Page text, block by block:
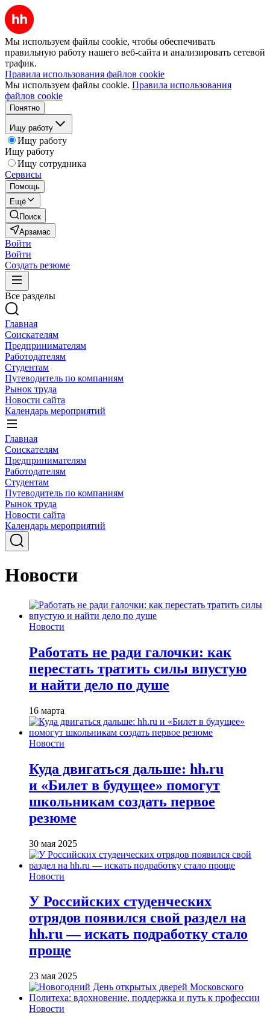
Мы используем файлы cookie, чтобы обеспечивать
правильную работу нашего веб-сайта и анализировать сетевой
трафик.
Правила использования файлов cookie
Мы используем файлы cookie. Правила использования
файлов cookie
Понятно
Ищу работу
Ищу работу
Ищу работу
Ищу сотрудника
Сервисы
Помощь
Ещё
Поиск
Арзамас
Войти
Войти
Создать резюме
Все разделы
Главная
Соискателям
Предпринимателям
Работодателям
Студентам
Путеводитель по компаниям
Рынок труда
Новости сайта
Календарь мероприятий
Главная
Соискателям
Предпринимателям
Работодателям
Студентам
Путеводитель по компаниям
Рынок труда
Новости сайта
Календарь мероприятий
Новости
Новости
Работать не ради галочки: как
перестать тратить силы впустую
и найти дело по душе
16 марта
Новости
Куда двигаться дальше: hh.ru
и «Билет в будущее» помогут
школьникам создать первое
резюме
30 мая 2025
Новости
У Российских студенческих
отрядов появился свой раздел на
hh.ru — искать подработку стало
проще
23 мая 2025
Новости